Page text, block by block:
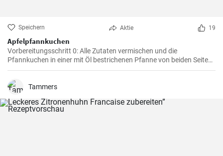
Speichern Aktie 19
Apfelpfannkuchen
Vorbereitungsschritt 0: Alle Zutaten vermischen und die
Pfannkuchen in einer mit Öl bestrichenen Pfanne von beiden Seiten
braten.
Tammers